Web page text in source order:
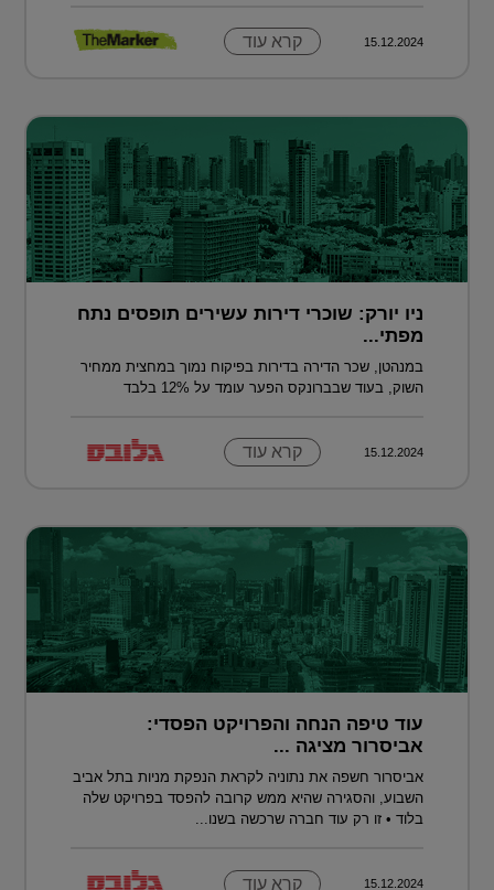
15.12.2024 קרא עוד
ניו יורק: שוכרי דירות עשירים תופסים נתח
מפתי...
במנהטן, שכר הדירה בדירות בפיקוח נמוך במחצית ממחיר
השוק, בעוד שבברונקס הפער עומד על 12% בלבד
15.12.2024 קרא עוד
עוד טיפה הנחה והפרויקט הפסדי:
אביסרור מציגה ...
אביסרור חשפה את נתוניה לקראת הנפקת מניות בתל אביב
השבוע, והסגירה שהיא ממש קרובה להפסד בפרויקט שלה
בלוד • זו רק עוד חברה שרכשה בשנו...
15.12.2024 קרא עוד